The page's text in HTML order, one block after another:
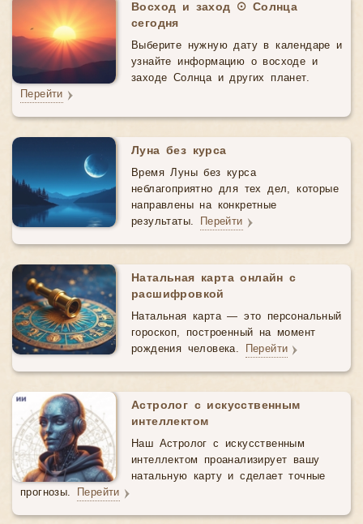
Восход и заход ☉ Солнца
сегодня
Выберите нужную дату в календаре и
узнайте информацию о восходе и
заходе Солнца и других планет.
Перейти
Луна без курса
Время Луны без курса
неблагоприятно для тех дел, которые
направлены на конкретные
результаты. Перейти
Натальная карта онлайн с
расшифровкой
Натальная карта — это персональный
гороскоп, построенный на момент
рождения человека. Перейти
Астролог с искусственным
интеллектом
Наш Астролог с искусственным
интеллектом проанализирует вашу
натальную карту и сделает точные
прогнозы. Перейти